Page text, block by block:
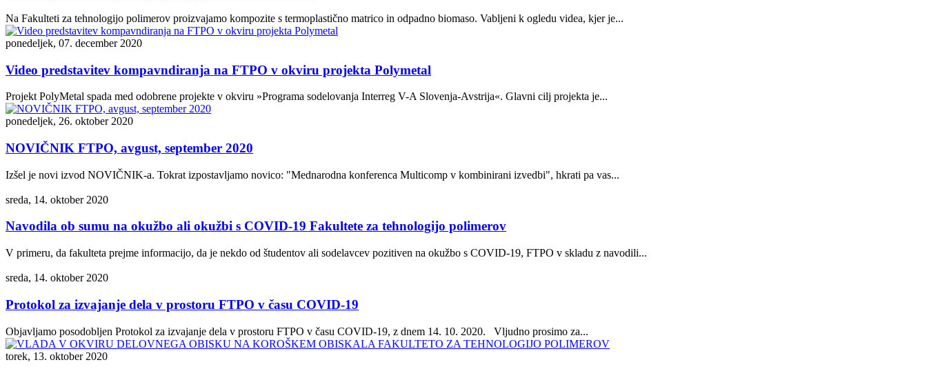
Na Fakulteti za tehnologijo polimerov proizvajamo kompozite s termoplastično matrico in odpadno biomaso. Vabljeni k ogledu videa, kjer je...
ponedeljek, 07. december 2020
Video predstavitev kompavndiranja na FTPO v okviru projekta Polymetal
Projekt PolyMetal spada med odobrene projekte v okviru »Programa sodelovanja Interreg V-A Slovenja-Avstrija«. Glavni cilj projekta je...
ponedeljek, 26. oktober 2020
NOVIČNIK FTPO, avgust, september 2020
Izšel je novi izvod NOVIČNIK-a. Tokrat izpostavljamo novico: "Mednarodna konferenca Multicomp v kombinirani izvedbi", hkrati pa vas...
sreda, 14. oktober 2020
Navodila ob sumu na okužbo ali okužbi s COVID-19 Fakultete za tehnologijo polimerov
V primeru, da fakulteta prejme informacijo, da je nekdo od študentov ali sodelavcev pozitiven na okužbo s COVID-19, FTPO v skladu z navodili...
sreda, 14. oktober 2020
Protokol za izvajanje dela v prostoru FTPO v času COVID-19
Objavljamo posodobljen Protokol za izvajanje dela v prostoru FTPO v času COVID-19, z dnem 14. 10. 2020. Vljudno prosimo za...
torek, 13. oktober 2020